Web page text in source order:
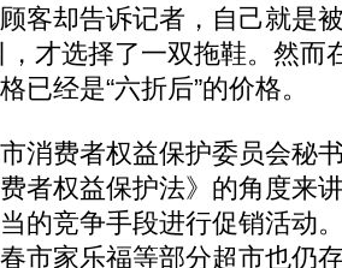
客却告诉记者，自己就是
，才选择了一双拖鞋。然而
已经是“六折后”的价格。
费者权益保护委员会秘
者权益保护法》的角度来
的竞争手段进行促销活动
市家乐福等部分超市也仍